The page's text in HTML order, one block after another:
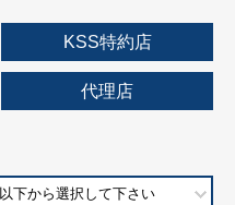
KSS特約店
代理店
以下から選択して下さい